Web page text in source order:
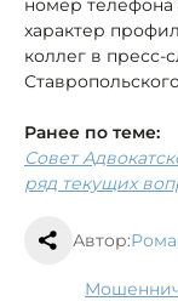
номер телефона
характер
коллег в пресс-
Ранее по теме:
Совет
ряд текущих
Автор: